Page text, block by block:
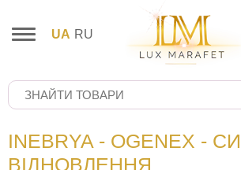
UA RU
INEBRYA - OGENEX -
ВІДНОВЛЕННЯ